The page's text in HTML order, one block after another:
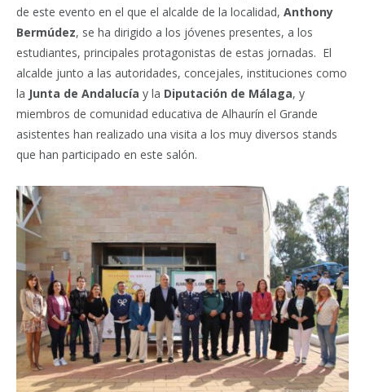
de este evento en el que el alcalde de la localidad, Anthony
Bermúdez, se ha dirigido a los jóvenes presentes, a los
estudiantes, principales protagonistas de estas jornadas. El
alcalde junto a las autoridades, concejales, instituciones como
la Junta de Andalucía y la Diputación de Málaga, y
miembros de comunidad educativa de Alhaurín el Grande
asistentes han realizado una visita a los muy diversos stands
que han participado en este salón.